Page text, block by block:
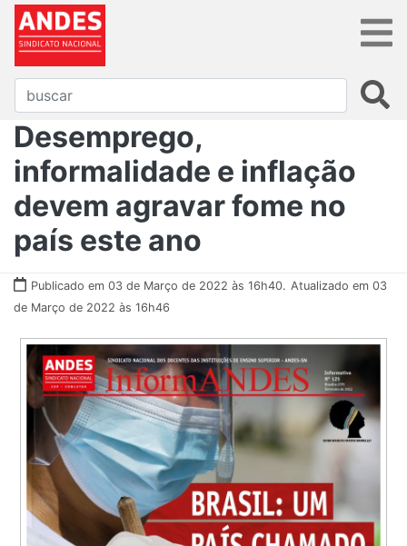
Desemprego,
informalidade e inflação
devem agravar fome no
país este ano
Publicado em 03 de Março de 2022 às 16h40. Atualizado em 03
de Março de 2022 às 16h46